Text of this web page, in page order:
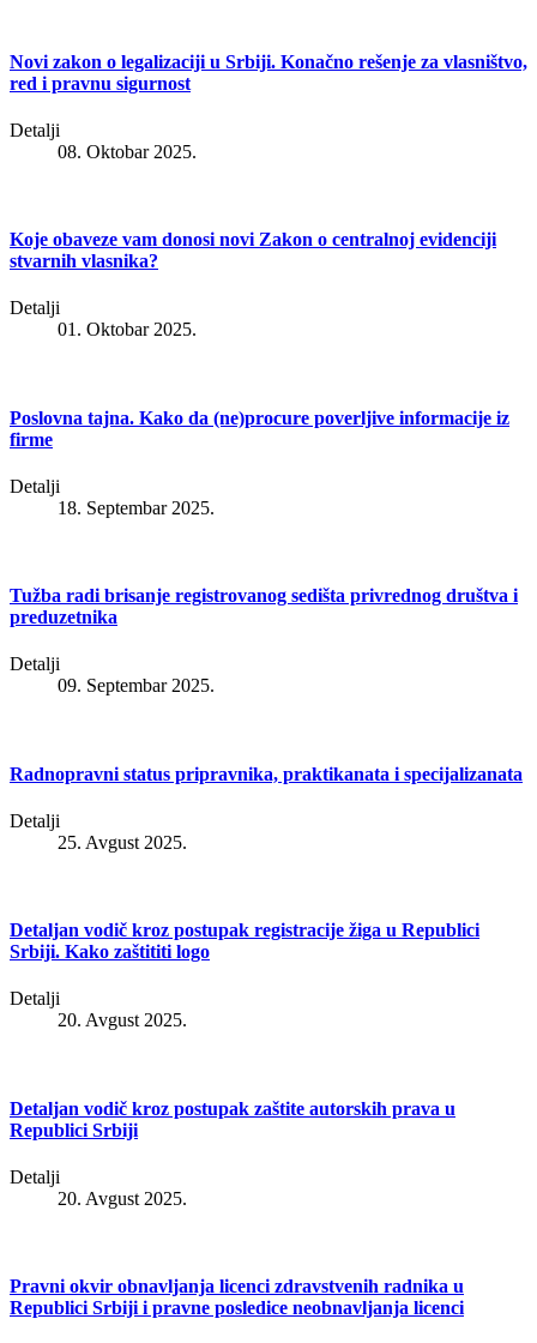
Novi zakon o legalizaciji u Srbiji. Konačno rešenje za vlasništvo,
red i pravnu sigurnost
Detalji
08. Oktobar 2025.
Koje obaveze vam donosi novi Zakon o centralnoj evidenciji
stvarnih vlasnika?
Detalji
01. Oktobar 2025.
Poslovna tajna. Kako da (ne)procure poverljive informacije iz
firme
Detalji
18. Septembar 2025.
Tužba radi brisanje registrovanog sedišta privrednog društva i
preduzetnika
Detalji
09. Septembar 2025.
Radnopravni status pripravnika, praktikanata i specijalizanata
Detalji
25. Avgust 2025.
Detaljan vodič kroz postupak registracije žiga u Republici
Srbiji. Kako zaštititi logo
Detalji
20. Avgust 2025.
Detaljan vodič kroz postupak zaštite autorskih prava u
Republici Srbiji
Detalji
20. Avgust 2025.
Pravni okvir obnavljanja licenci zdravstvenih radnika u
Republici Srbiji i pravne posledice neobnavljanja licenci